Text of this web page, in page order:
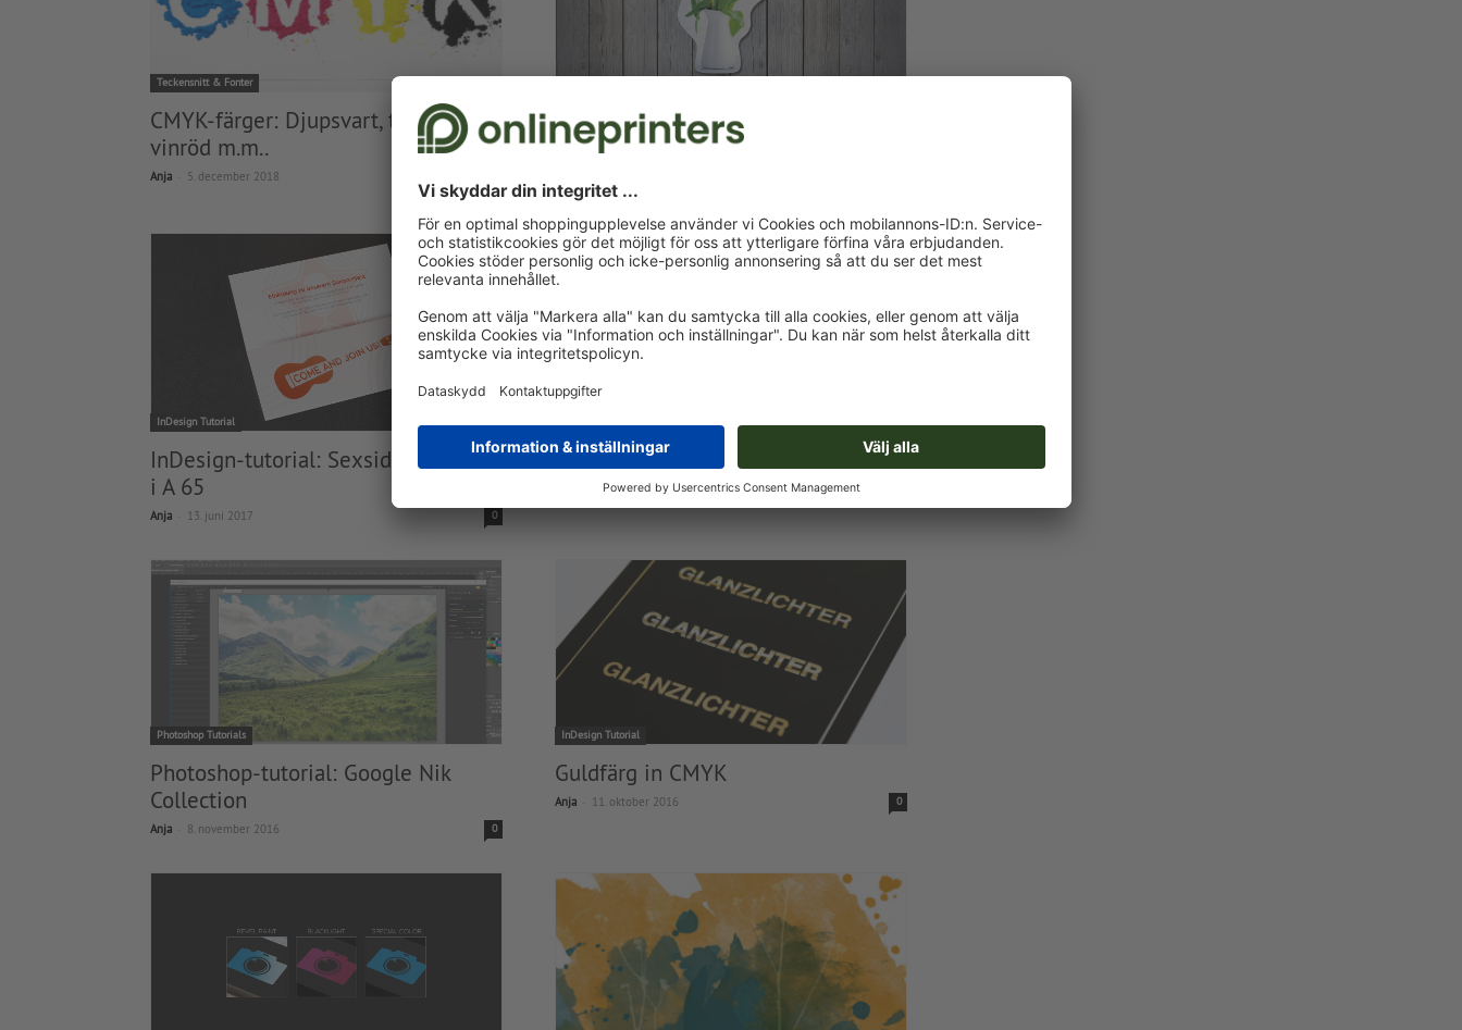
Teckensnitt & Fonter
CMYK-färger: Djupsvart, turkos,
vinröd m.m..
Anja 5. december 2018
InDesign-Tutorial: Lättviktsplatta
med kontursnitt
Anja - 28. november 2018
InDesign Tutorial
InDesign-tutorial: Sexsidiga foldrar
i A 65
Anja 13. juni 2017 0
Logo-design: Skapa enkelt en logo
21. februari 2017
Photoshop Tutorials
Photoshop-tutorial: Google Nik
Collection
Anja 8. november 2016 0
InDesign Tutorial
Guldfärg in CMYK
Anja 11. oktober 2016 0